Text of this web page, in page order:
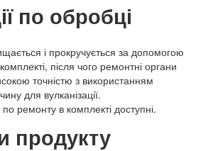
по обробці
і прокручується за допомогою
після чого ремонтні органи
точністю з використанням
для вулканізації.
по ремонту в комплекті доступні.
продукту